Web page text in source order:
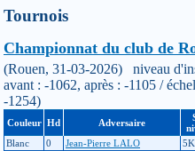
Tournois
Championnat du club de
(Rouen, 31-03-2026) niveau
avant : -1062, après : -1105 /
-1254)
Couleur Hd Adversaire
Blanc
0 Jean-Pierre LALO 5K